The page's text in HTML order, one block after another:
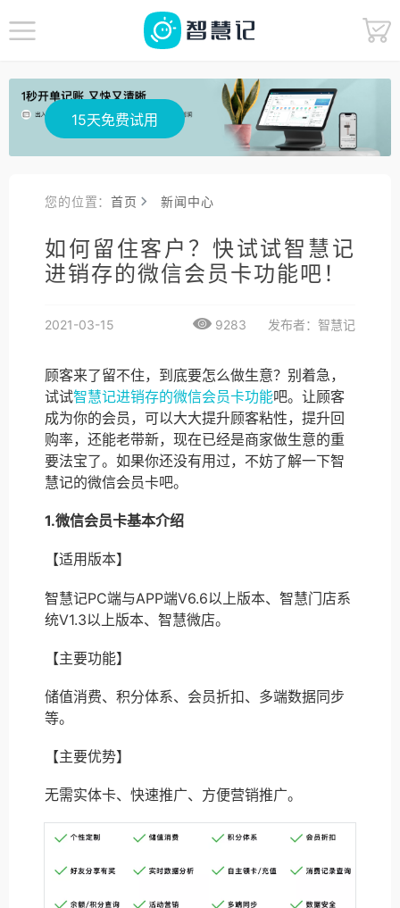
15天免费试用
您的位置：首页 新闻中心
如何留住客户？快试试智慧记
进销存的微信会员卡功能吧！
2021-03-15 9283 发布者：智慧记
顾客来了留不住，到底要怎么做生意？别着急，
试试智慧记进销存的微信会员卡功能吧。让顾客
成为你的会员，可以大大提升顾客粘性，提升回
购率，还能老带新，现在已经是商家做生意的重
要法宝了。如果你还没有用过，不妨了解一下智
慧记的微信会员卡吧。
1.微信会员卡基本介绍
【适用版本】
智慧记PC端与APP端V6.6以上版本、智慧门店系
统V1.3以上版本、智慧微店。
【主要功能】
储值消费、积分体系、会员折扣、多端数据同步
等。
【主要优势】
无需实体卡、快速推广、方便营销推广。